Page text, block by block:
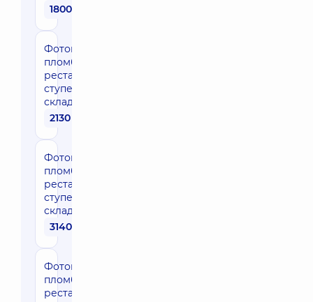
1800 грн
Фотополімерна
пломба,
реставрація І
ступеня
складності
2130 грн
Фотополімерна
пломба,
реставрація II
ступеня
складності
3140 грн
Фотополімерна
пломба,
реставрація III